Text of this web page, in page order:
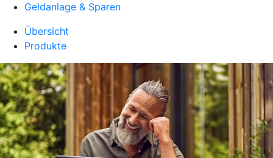
Geldanlage & Sparen
Übersicht
Produkte